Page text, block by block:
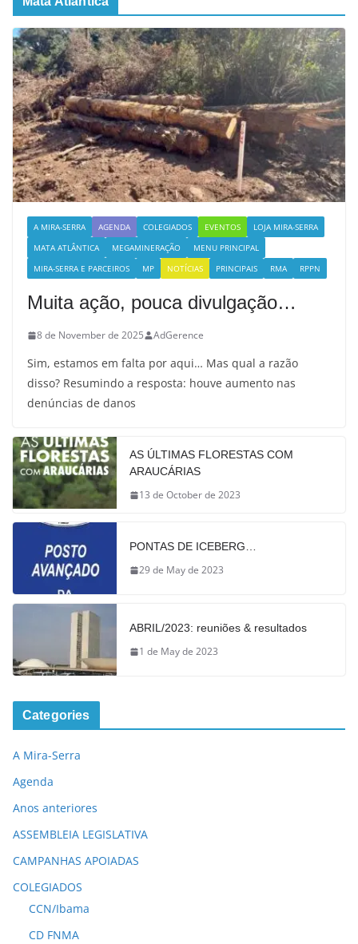
A MIRA-SERRA AGENDA COLEGIADOS EVENTOS
LOJA MIRA-SERRA
MATA ATLÂNTICA
MEGAMINERAÇÃO
MENU PRINCIPAL
MIRA-SERRA E PARCEIROS
MP NOTÍCIAS PRINCIPAIS RMA RPPN
Muita ação, pouca divulgação…
8 de November de 2025 AdGerence
Sim, estamos em falta por aqui… Mas qual a razão
disso? Resumindo a resposta: houve aumento nas
denúncias de danos
AS ÚLTIMAS FLORESTAS COM
ARAUCÁRIAS
13 de October de 2023
PONTAS DE ICEBERG…
29 de May de 2023
ABRIL/2023: reuniões & resultados
1 de May de 2023
Categories
A Mira-Serra
Agenda
Anos anteriores
ASSEMBLEIA LEGISLATIVA
CAMPANHAS APOIADAS
COLEGIADOS
CCN/Ibama
CD FNMA